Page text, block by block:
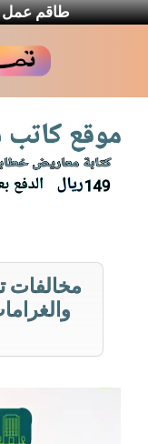
طاقم عمل
مخالفات